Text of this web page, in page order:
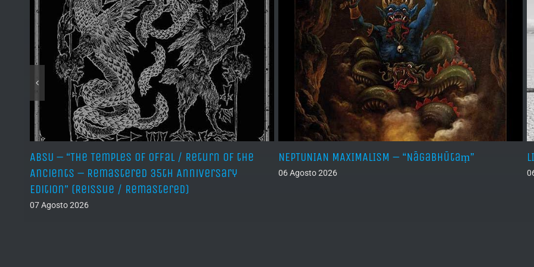
ABSU – “The Temples of Offal / Return of the
Ancients – Remastered 35th Anniversary
Edition” (Reissue / Remastered)
07 Agosto 2026
NEPTUNIAN MAXIMALISM – “Nāgabhūtaṃ”
06 Agosto 2026